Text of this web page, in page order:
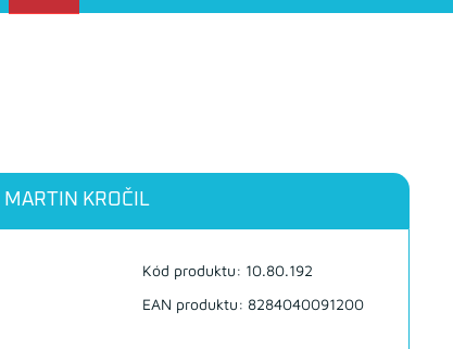
MARTIN KROČIL
Kód produktu: 10.80.192
EAN produktu: 8284040091200